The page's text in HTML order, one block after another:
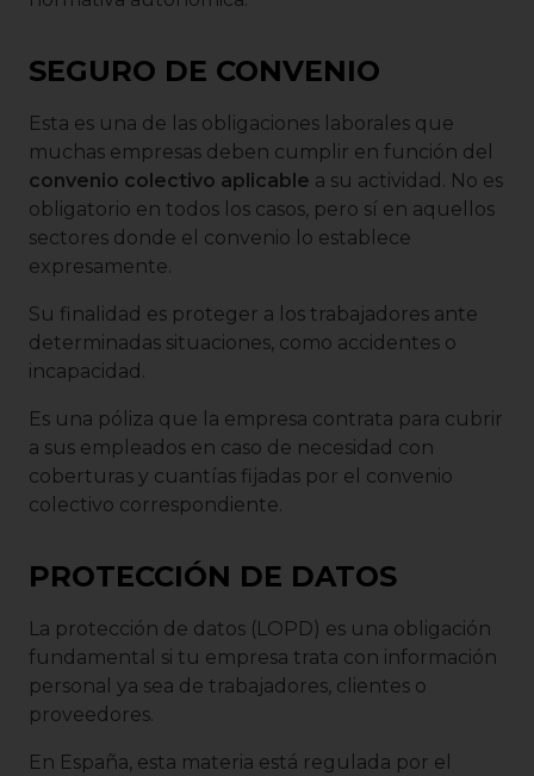
SEGURO DE CONVENIO
Esta es una de las obligaciones laborales que
muchas empresas deben cumplir en función del
convenio colectivo aplicable a su actividad. No es
obligatorio en todos los casos, pero sí en aquellos
sectores donde el convenio lo establece
expresamente.
Su finalidad es proteger a los trabajadores ante
determinadas situaciones, como accidentes o
incapacidad.
Es una póliza que la empresa contrata para cubrir
a sus empleados en caso de necesidad con
coberturas y cuantías fijadas por el convenio
colectivo correspondiente.
PROTECCIÓN DE DATOS
La protección de datos (LOPD) es una obligación
fundamental si tu empresa trata con información
personal ya sea de trabajadores, clientes o
proveedores.
En España, esta materia está regulada por el